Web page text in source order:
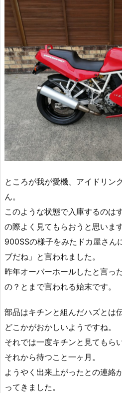
ところが我が愛機、アイドリン
ん。
このような状態で入庫するのは
の際よく見てもらおうと思います
900SSの様子をみたドカ屋さん
ブだね」と言われました。
昨年オーバーホールしたと言っ
の？とまで言われる始末です。
部品はキチンと組んだハズとは
どこかがおかしいようですね。
それでは一度キチンと見てもら
それから待つこと一ヶ月。
ようやく出来上がったとの連絡
ってきました。